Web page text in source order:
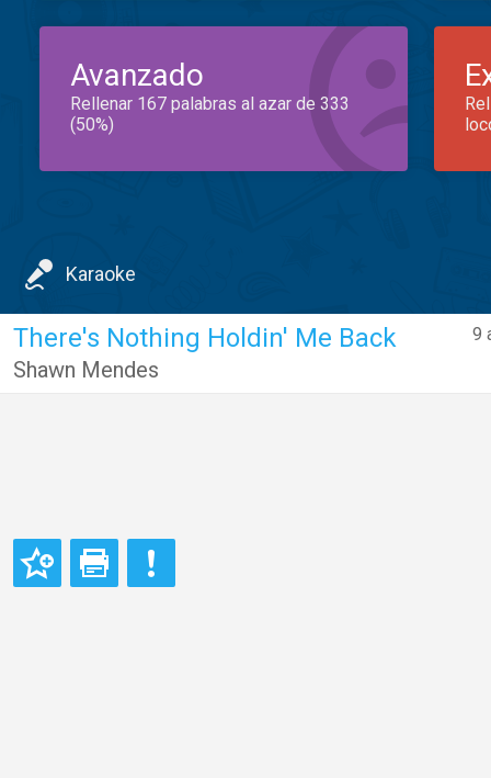
Avanzado
Rellenar 167 palabras al azar de 333
(50%)
Karaoke
9
There's Nothing Holdin' Me Back
Shawn Mendes